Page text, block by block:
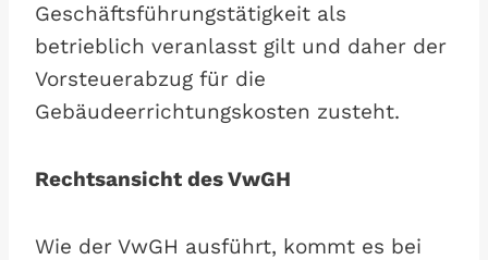
Geschäftsführungstätigkeit als
betrieblich veranlasst gilt und daher der
Vorsteuerabzug für die
Gebäudeerrichtungskosten zusteht.
Rechtsansicht des VwGH
Wie der VwGH ausführt, kommt es bei